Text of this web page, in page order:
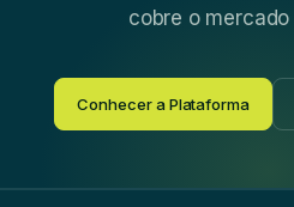
cobre o mercado
Conhecer a Plataforma